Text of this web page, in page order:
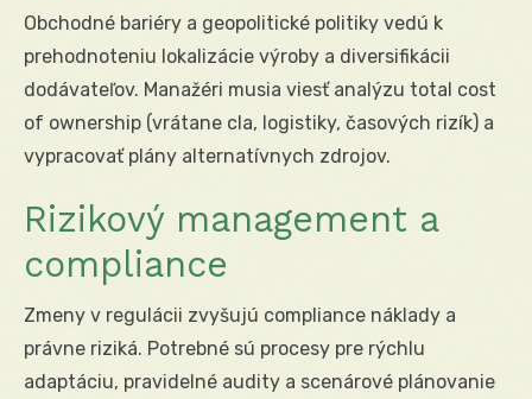
Obchodné bariéry a geopolitické politiky vedú k
prehodnoteniu lokalizácie výroby a diversifikácii
dodávateľov. Manažéri musia viesť analýzu total cost
of ownership (vrátane cla, logistiky, časových rizík) a
vypracovať plány alternatívnych zdrojov.
Rizikový management a
compliance
Zmeny v regulácii zvyšujú compliance náklady a
právne riziká. Potrebné sú procesy pre rýchlu
adaptáciu, pravidelné audity a scenárové plánovanie